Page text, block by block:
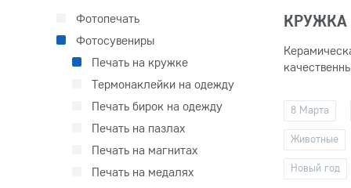
Фотопечать
Фотосувениры
Печать на кружке
Термонаклейки на одежду
Печать бирок на одежду
Печать на пазлах
Печать на магнитах
Печать на медалях
КРУЖКА
8 Марта
Животные
Новый год